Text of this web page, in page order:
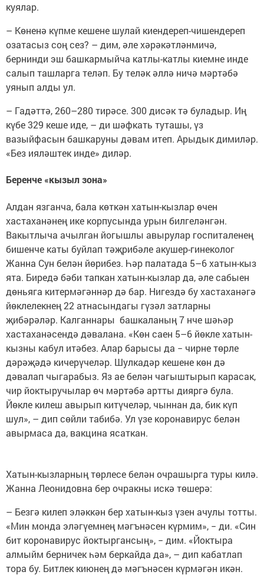
куялар.
– Көненә күпме кешене шулай киендереп-чишендереп
озатасыз соң сез? – дим, әле хәрәкәтләнмичә,
бернинди эш башкармыйча катлы-катлы киемне инде
салып ташларга теләп. Бу теләк әллә ничә мәртәбә
уянып алды ул.
– Гадәттә, 260–280 тирәсе. 300 дисәк тә буладыр. Иң
күбе 329 кеше иде, – ди шәфкать туташы, үз
вазыйфасын башкаруны дәвам итеп. Арыдык димиләр.
«Без ияләштек инде» диләр.
Беренче «кызыл зона»
Алдан язганча, бала көткән хатын-кызлар өчен
хастаханәнең ике корпусында урын билгеләнгән.
Вакытлыча ачылган йогышлы авырулар госпиталенең
бишенче каты буйлап тәҗрибәле акушер-гинеколог
Жанна Сун белән йөрибез. Һәр палатада 5–6 хатын-кыз
ята. Биредә бәби тапкан хатын-кызлар да, әле сабыен
дөньяга китермәгәннәр дә бар. Нигездә бу хастаханәгә
йөклелекнең 22 атнасындагы гүзәл затларны
җибәрәләр. Калганнары башкаланың 7 нче шәһәр
хастаханәсендә дәвалана. «Көн саен 5–6 йөкле хатын-
кызны кабул итәбез. Алар барысы да − чирне төрле
дәрәҗәдә кичерүчеләр. Шулкадәр кешене көн дә
дәвалап чыгарабыз. Яз ае белән чагыштырып карасак,
чир йоктыручылар өч мәртәбә артты дияргә була.
Йөкле килеш авырып китүчеләр, чыннан да, бик күп
шул», – дип сөйли табибә. Ул үзе коронавирус белән
авырмаса да, вакцина ясаткан.
Хатын-кызларның төрлесе белән очрашырга туры килә.
Жанна Леонидовна бер очракны искә төшерә:
– Безгә килеп эләккән бер хатын-кыз үзен ачулы тотты.
«Мин монда эләгүемнең мәгънәсен күрмим», − ди. «Син
бит коронавирус йоктыргансың», − дим. «Йоктыра
алмыйм берничек һәм беркайда да», – дип кабатлап
тора бу. Битлек киюнең дә мәгънәсен күрмәгән икән.